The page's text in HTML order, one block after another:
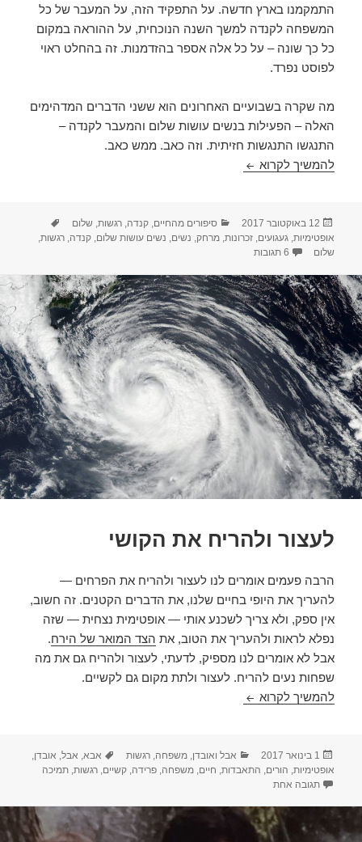
התמקמנו בארץ חדשה. על התפקיד הזה, על המעבר של כל
המשפחה לקנדה למשך השנה הנוכחית, על ההוראה במקום
כל כך שונה – על כל אלה אספר בהזדמנות. זה בהחלט ראוי
לפוסט נפרד.
מה שקרה בשבועיים האחרונים הוא ששני הדברים המדהימים
האלה – הפעילות בנשים עושות שלום והמעבר לקנדה –
התנגשו התנגשות חזיתית. וזה כאב. ממש כאב.
להמשיך לקרוא לעשות שלום מרחוק
פורסם
בתאריך
12 באוקטובר 2017 קטגוריות
סיפורים מהחיים,קנדה,רגשות,שלום
אופטימיות,געגועים,זכרונות,מרחק, נשים, נשים עושות שלום,קנדה,רגשות,
שלום
6 תגובות על לעשות שלום מרחוק
לעצור ולהריח את הקושי
הרבה פעמים אומרים לנו לעצור ולהריח את הפרחים —
להעריך את היופי בחיים שלנו, את הדברים הקטנים. זה חשוב,
אין ספק, ולא צריך לשכנע אותי — אופטימית נצחית — שזה
נפלא לראות ולהעריך את הטוב, את הצד המואר של הירח.
אבל לא אומרים לנו מספיק, לדעתי, לעצור ולהריח גם את מה
שפחות נעים להריח. לעצור ולתת מקום גם לקשיים.
להמשיך לקרוא לעצור ולהריח את הקושי
פורסם
בתאריך
1 בינואר 2017 קטגוריות
אבל ואובדן,משפחה,רגשות תגיות
אבא, אבל, אובדן,
אופטימיות, הורים, התאבדות, חיים,משפחה,פרידה,קשיים,רגשות,תמיכה
תגובה אחתעל לעצור ולהריח את הקושי